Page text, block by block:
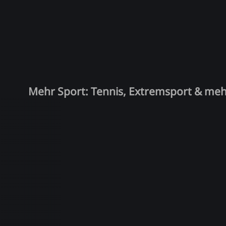
Mehr Sport: Tennis, Extremsport &